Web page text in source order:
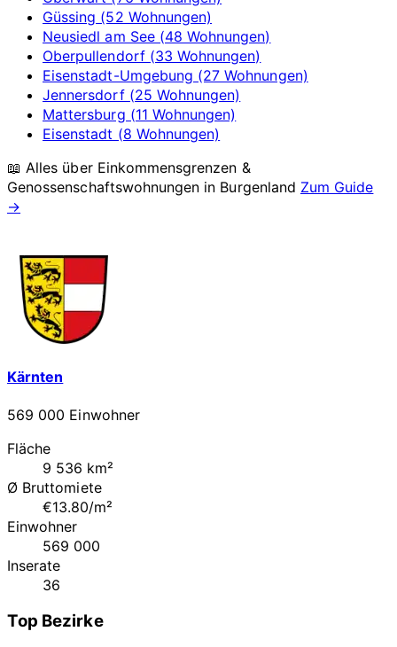
Güssing (52 Wohnungen)
Neusiedl am See (48 Wohnungen)
Oberpullendorf (33 Wohnungen)
Eisenstadt-Umgebung (27 Wohnungen)
Jennersdorf (25 Wohnungen)
Mattersburg (11 Wohnungen)
Eisenstadt (8 Wohnungen)
📖 Alles über Einkommensgrenzen &
Genossenschaftswohnungen in Burgenland Zum Guide
→
Kärnten
569 000 Einwohner
Fläche
9 536 km²
Ø Bruttomiete
€13.80/m²
Einwohner
569 000
Inserate
36
Top Bezirke